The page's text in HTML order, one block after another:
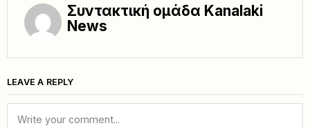
Συντακτική ομάδα Kanalaki
News
LEAVE A REPLY